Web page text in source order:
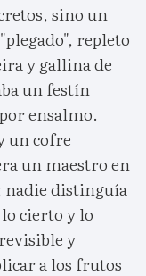
sino un
repleto
y gallina de
un festín
ensalmo.
un cofre
un maestro en
nadie distinguía
cierto y lo
y
a los frutos